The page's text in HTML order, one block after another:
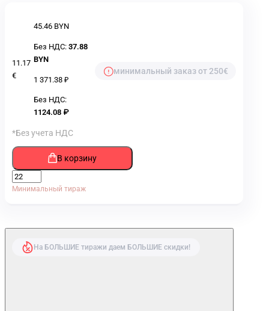
11.17
€
45.46 BYN
Без НДС: 37.88
BYN
1 371.38 ₽
Без НДС:
1124.08 ₽
минимальный заказ от 250€
*Без учета НДС
В корзину
Минимальный тираж
На БОЛЬШИЕ тиражи даем БОЛЬШИЕ скидки!